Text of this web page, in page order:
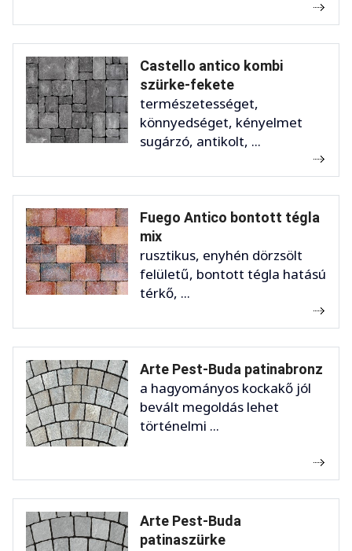
Castello antico kombi
szürke-fekete
természetességet,
könnyedséget, kényelmet
sugárzó, antikolt, ...
Fuego Antico bontott tégla
mix
rusztikus, enyhén dörzsölt
felületű, bontott tégla hatású
térkő, ...
Arte Pest-Buda patinabronz
a hagyományos kockakő jól
bevált megoldás lehet
történelmi ...
Arte Pest-Buda
patinaszürke